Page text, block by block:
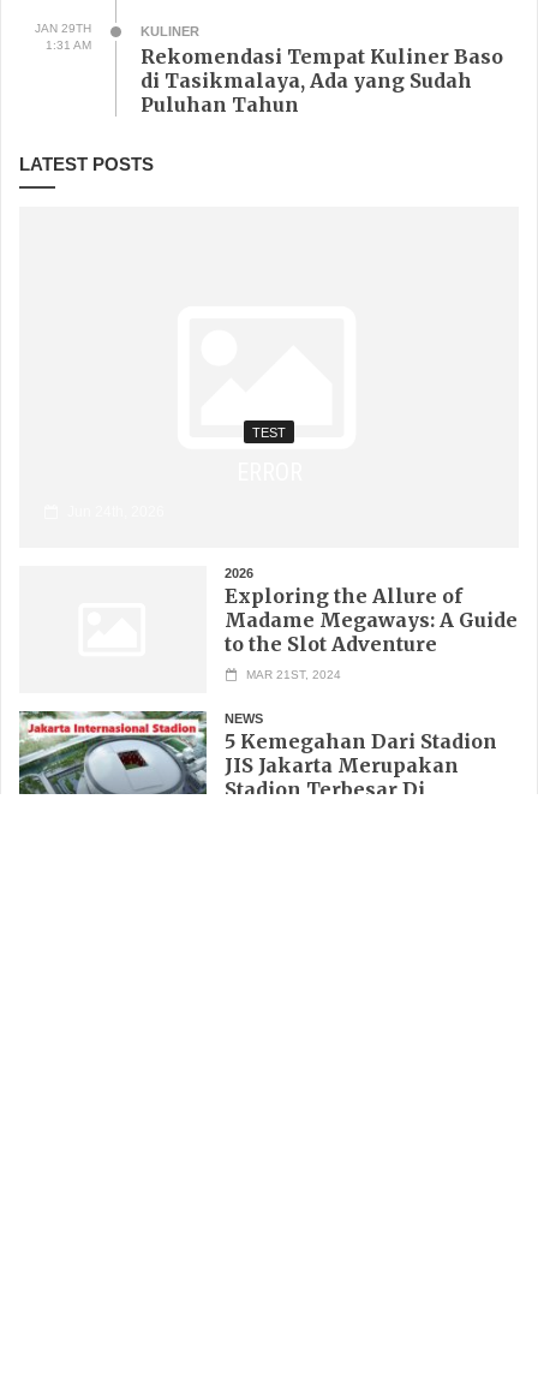
JAN 29TH
1:31 AM
KULINER
Rekomendasi Tempat Kuliner Baso
di Tasikmalaya, Ada yang Sudah
Puluhan Tahun
LATEST POSTS
TEST
2026
Exploring the Allure of
Madame Megaways: A Guide
to the Slot Adventure
MAR 21ST, 2024
NEWS
5 Kemegahan Dari Stadion
JIS Jakarta Merupakan
Stadion Terbesar Di